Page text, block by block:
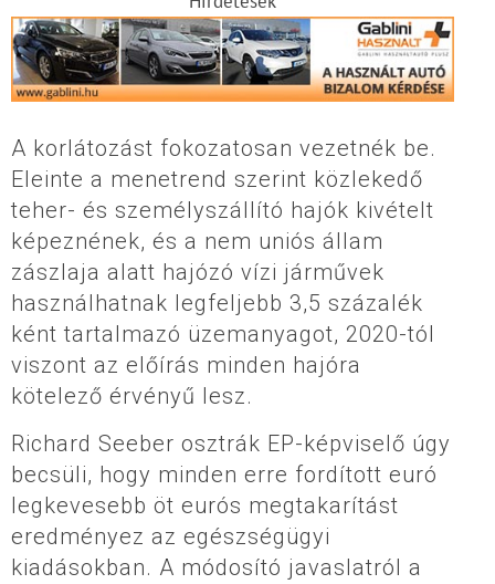
A korlátozást fokozatosan vezetnék be.
Eleinte a menetrend szerint közlekedő
teher- és személyszállító hajók kivételt
képeznének, és a nem uniós állam
zászlaja alatt hajózó vízi járművek
használhatnak legfeljebb 3,5 százalék
ként tartalmazó üzemanyagot, 2020-tól
viszont az előírás minden hajóra
kötelező érvényű lesz.
Richard Seeber osztrák EP-képviselő úgy
becsüli, hogy minden erre fordított euró
legkevesebb öt eurós megtakarítást
eredményez az egészségügyi
kiadásokban. A módosító javaslatról a